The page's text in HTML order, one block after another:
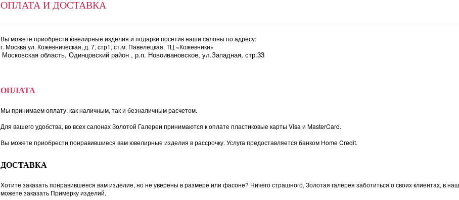
ОПЛАТА И ДОСТАВКА
Вы можете приобрести ювелирные изделия и подарки посетив наши салоны по адресу:
г. Москва ул. Кожевническая, д. 7, стр1, ст.м. Павелецкая, ТЦ «Кожевники»
Московская область, Одинцовский район , р.п. Новоивановское, ул.Западная, стр.33
ОПЛАТА
Мы принимаем оплату, как наличным, так и безналичным расчетом.
Для вашего удобства, во всех салонах Золотой Галереи принимаются к оплате пластиковые карты Visa и MasterCard.
Вы можете приобрести понравившиеся вам ювелирные изделия в рассрочку. Услуга предоставляется банком Home Credit.
ДОСТАВКА
Хотите заказать понравившееся вам изделие, но не уверены в размере или фасоне? Ничего страшного, Золотая галерея заботиться о своих клиентах, в
можете заказать Примерку изделий.